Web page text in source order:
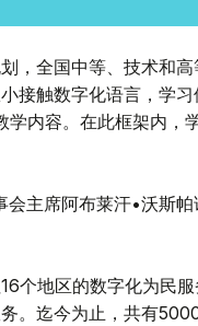
，全国中等、技术和
接触数字化语言，学
内容。在此框架内，
主席阿布莱汗•沃斯
个地区的数字化为民
。迄今为止，共有